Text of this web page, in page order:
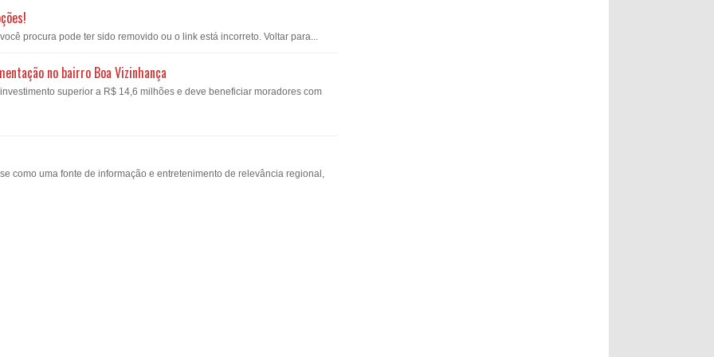
procura pode ter sido removido ou o link está incorreto. Voltar para...
no bairro Boa Vizinhança
superior a R$ 14,6 milhões e deve beneficiar moradores com
como uma fonte de informação e entretenimento de relevância regional,